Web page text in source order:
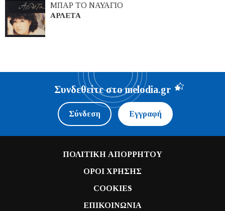
ΜΠΑΡ ΤΟ ΝΑΥΑΓΙΟ
ΑΡΛΕΤΑ
Συνδεθείτε στο melodia.gr
Σύνδεση Εγγραφή
ΠΟΛΙΤΙΚΗ ΑΠΟΡΡΗΤΟΥ
ΟΡΟΙ ΧΡΗΣΗΣ
COOKIES
ΕΠΙΚΟΙΝΩΝΙΑ